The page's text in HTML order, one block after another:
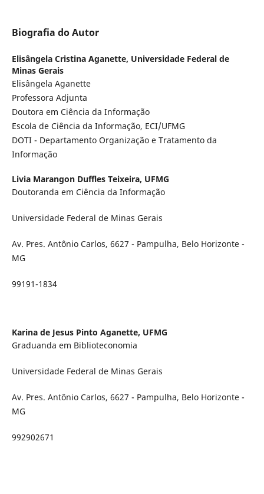
Biografia do Autor
Elisângela Cristina Aganette, Universidade Federal de
Minas Gerais
Elisângela Aganette
Professora Adjunta
Doutora em Ciência da Informação
Escola de Ciência da Informação, ECI/UFMG
DOTI - Departamento Organização e Tratamento da
Informação
Livia Marangon Duffles Teixeira, UFMG
Doutoranda em Ciência da Informação
Universidade Federal de Minas Gerais
Av. Pres. Antônio Carlos, 6627 - Pampulha, Belo Horizonte -
MG
99191-1834
Karina de Jesus Pinto Aganette, UFMG
Graduanda em Biblioteconomia
Universidade Federal de Minas Gerais
Av. Pres. Antônio Carlos, 6627 - Pampulha, Belo Horizonte -
MG
992902671